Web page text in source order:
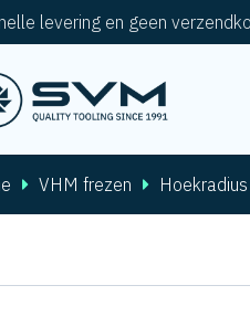
levering en geen
VHM frezen Hoekradius